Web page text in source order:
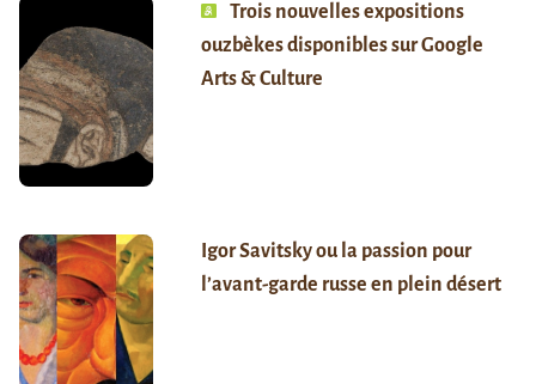
Trois nouvelles expositions
ouzbèkes disponibles sur Google
Arts & Culture
Igor Savitsky ou la passion pour
l’avant-garde russe en plein désert